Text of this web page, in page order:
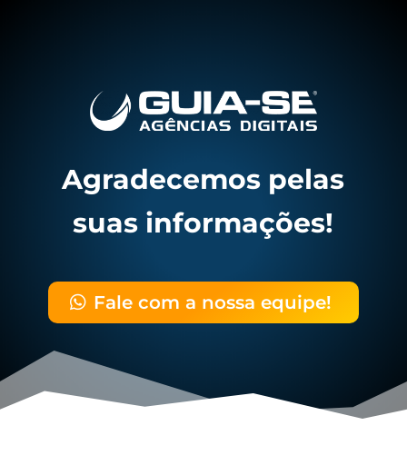
Agradecemos pelas
suas informações!
Fale com a nossa equipe!